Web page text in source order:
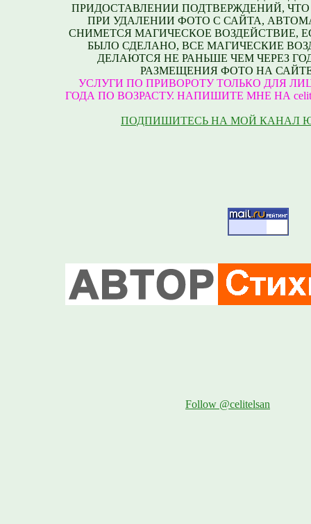
ПРИДОСТАВЛЕНИИ ПОДТВЕРЖДЕНИЙ,
ПРИ УДАЛЕНИИ ФОТО С САЙТА,
СНИМЕТСЯ МАГИЧЕСКОЕ ВОЗДЕЙСТВИЕ,
БЫЛО СДЕЛАНО, ВСЕ МАГИЧЕСКИЕ
ДЕЛАЮТСЯ НЕ РАНЬШЕ ЧЕМ ЧЕРЕЗ
РАЗМЕЩЕНИЯ ФОТО НА
УСЛУГИ ПО ПРИВОРОТУ ТОЛЬКО ДЛЯ
ГОДА ПО ВОЗРАСТУ. НАПИШИТЕ МНЕ НА
ПОДПИШИТЕСЬ НА МОЙ КАНАЛ
Follow @celitelsan